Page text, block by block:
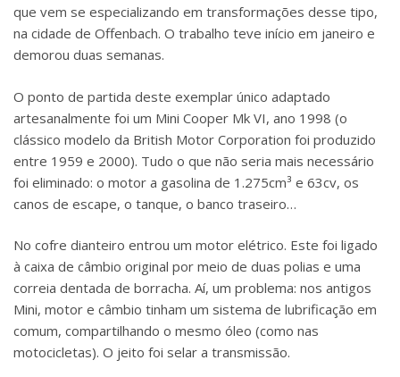
que vem se especializando em transformações desse tipo,
na cidade de Offenbach. O trabalho teve início em janeiro e
demorou duas semanas.
O ponto de partida deste exemplar único adaptado
artesanalmente foi um Mini Cooper Mk VI, ano 1998 (o
clássico modelo da British Motor Corporation foi produzido
entre 1959 e 2000). Tudo o que não seria mais necessário
foi eliminado: o motor a gasolina de 1.275cm³ e 63cv, os
canos de escape, o tanque, o banco traseiro…
No cofre dianteiro entrou um motor elétrico. Este foi ligado
à caixa de câmbio original por meio de duas polias e uma
correia dentada de borracha. Aí, um problema: nos antigos
Mini, motor e câmbio tinham um sistema de lubrificação em
comum, compartilhando o mesmo óleo (como nas
motocicletas). O jeito foi selar a transmissão.